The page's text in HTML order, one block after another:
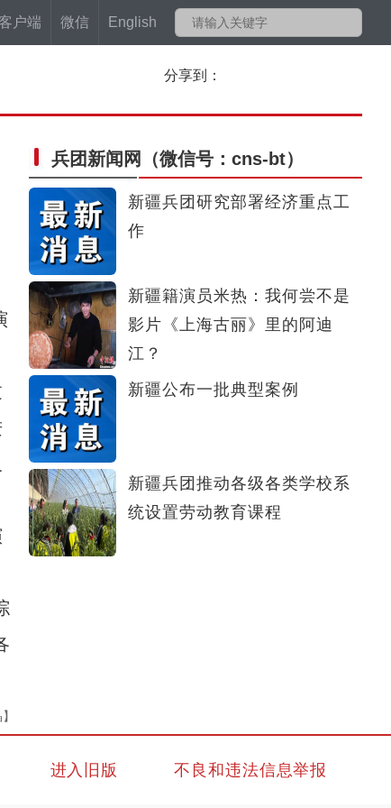
客户端 微信 English
分享到：
兵团新闻网 （微信号：cns-bt）
新疆兵团研究部署经济重点工
作
新疆籍演员米热：我何尝不是
影片《上海古丽》里的阿迪
江？
新疆公布一批典型案例
新疆兵团推动各级各类学校系
统设置劳动教育课程
进入旧版 不良和违法信息举报